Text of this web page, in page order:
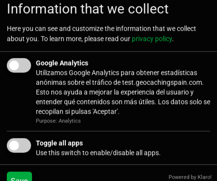
Confirm Password*
Submit
Últimas noticias
Information that we collect
Here you can see and customize the information that we collect
about you. To learn more, please read our privacy policy.
Google Analytics
Utilizamos Google Analytics para obtener estadísticas
anónimas sobre el tráfico de test.geocachingspain.com.
Esto nos ayuda a mejorar la experiencia del usuario y
entender qué contenidos son más útiles. Los datos solo se
recopilan si pulsas 'Aceptar'.
Purpose: Analytics
Toggle all apps
Use this switch to enable/disable all apps.
Powered by Klaro!